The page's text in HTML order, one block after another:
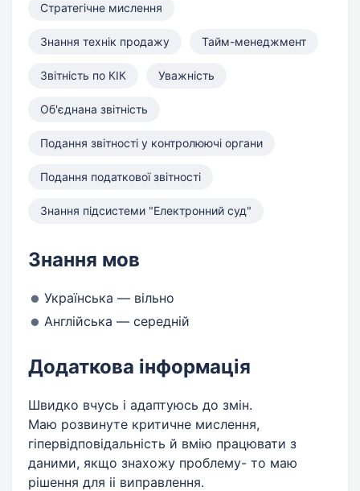
Стратегічне мислення
Знання технік продажу Тайм-менеджмент
Звітність по КІК Уважність
Об'єднана звітність
Подання звітності у контролюючі органи
Подання податкової звітності
Знання підсистеми "Електронний суд"
Знання мов
Українська — вільно
Англійська — середній
Додаткова інформація
Швидко вчусь і адаптуюсь до змін.
Маю розвинуте критичне мислення,
гіпервідповідальність й вмію працювати з
даними, якщо знахожу проблему- то маю
рішення для іі виправлення.